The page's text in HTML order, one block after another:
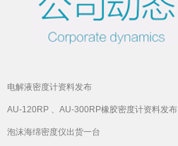
电解液密度计资料发布
AU-120RP 、AU-300RP橡胶密度计资料发布
泡沫海绵密度仪出货一台